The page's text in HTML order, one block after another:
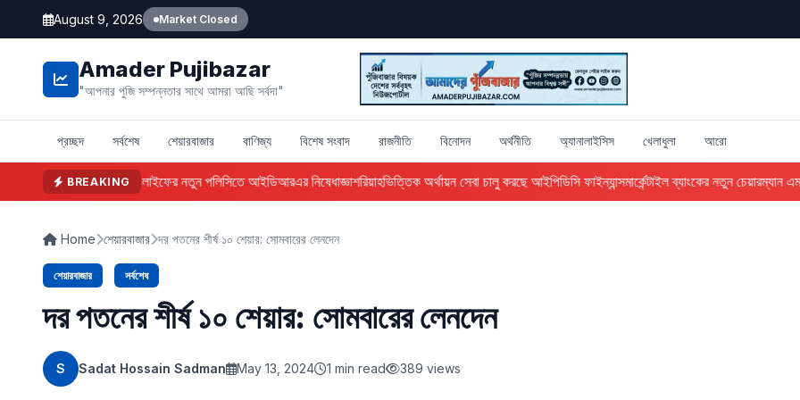
August 9, 2026 Market Closed
Amader Pujibazar
"আপনার পুজি সম্পন্নতার সাথে আমরা আছি সর্বদা"
প্রচ্ছদ সর্বশেষ শেয়ারবাজার বাণিজ্য বিশেষ সংবাদ রাজনীতি বিনোদন অর্থনীতি অ্যানালাইসিস খেলাধুলা আরো
BREAKING
ফারইস্ট ইসলামী লাইফের নতুন পলিসিতে আইডিআরএর নিষেধাজ্ঞাশরিয়াহভিত্তিক অর্থায়ন সেবা চালু করছে আইপিডিসি ফাইন্যান্সমার্কেন্টাইল ব্যাংকের নতুন চেয়ারম্যান এম
Home শেয়ারবাজার দর পতনের শীর্ষ ১০ শেয়ার: সোমবারের লেনদেন
শেয়ারবাজার সর্বশেষ
দর পতনের শীর্ষ ১০ শেয়ার: সোমবারের লেনদেন
S Sadat Hossain Sadman May 13, 2024 1 min read 389 views